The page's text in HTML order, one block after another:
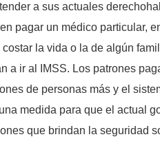
a sus actuales
pagar un médico particular,
la vida o la de algún
a ir al IMSS. Los patrones
de personas más y el
medida para que el actual
que brindan la seguridad